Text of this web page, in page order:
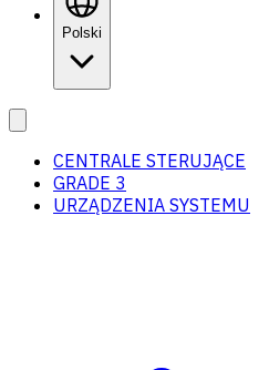
Polski
CENTRALE STERUJĄCE
GRADE 3
URZĄDZENIA SYSTEMU